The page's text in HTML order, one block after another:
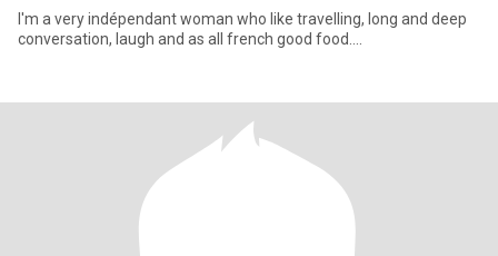
I'm a very indépendant woman who like travelling, long and deep
conversation, laugh and as all french good food....